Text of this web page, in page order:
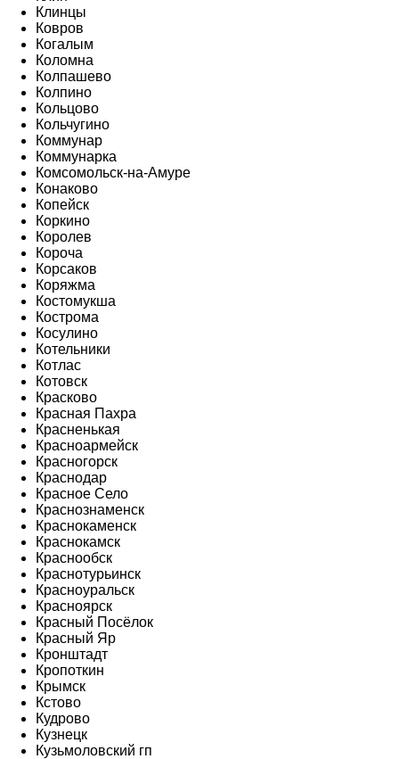
Клинцы
Ковров
Когалым
Коломна
Колпашево
Колпино
Кольцово
Кольчугино
Коммунар
Коммунарка
Комсомольск-на-Амуре
Конаково
Копейск
Коркино
Королев
Короча
Корсаков
Коряжма
Костомукша
Кострома
Косулино
Котельники
Котлас
Котовск
Красково
Красная Пахра
Красненькая
Красноармейск
Красногорск
Краснодар
Красное Село
Краснознаменск
Краснокаменск
Краснокамск
Краснообск
Краснотурьинск
Красноуральск
Красноярск
Красный Посёлок
Красный Яр
Кронштадт
Кропоткин
Крымск
Кстово
Кудрово
Кузнецк
Кузьмоловский гп